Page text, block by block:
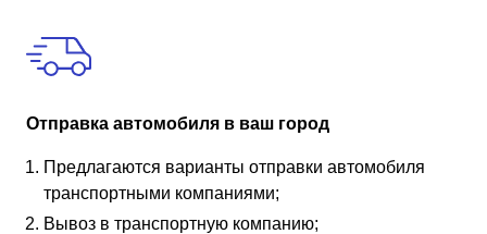
Отправка автомобиля в ваш город
Предлагаются варианты отправки автомобиля
транспортными компаниями;
Вывоз в транспортную компанию;